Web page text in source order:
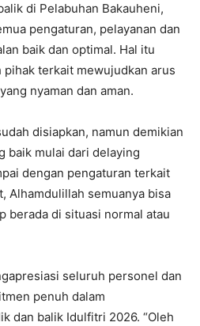
di Pelabuhan Bakauheni,
pengaturan, pelayanan dan
baik dan optimal. Hal itu
terkait mewujudkan arus
nyaman dan aman.
disiapkan, namun demikian
baik mulai dari delaying
dengan pengaturan terkait
Alhamdulillah semuanya bisa
berada di situasi normal atau
seluruh personel dan
penuh dalam
dan balik Idulfitri 2026. “Oleh